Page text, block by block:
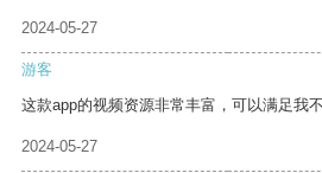
2024-05-27
游客
这款app的视频资源非常丰富，可以满足我
2024-05-27